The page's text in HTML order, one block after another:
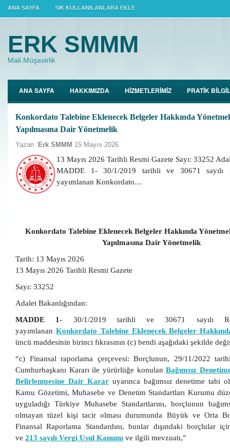
ANA SAYFA SIK KULLANILANLARA EKLE
ERK SMMM
Mali Müşavirlik
ANA SAYFA HAKKIMIZDA HİZMETLERİMİZ PRATİK
Konkordato Talebine Eklenecek Belgeler Hakkında
Yapılmasına Dair Yönetmelik
Yazan : Erk SMMM 15 Mayıs 2026
13 Mayıs 2026 Tarihli Resmi Gazete Sayı: 33252
MADDE 1- 30/1/2019 tarihli ve 30671 sayılı
yayımlanan Konkordato…
Konkordato Talebine Eklenecek Belgeler Hakkında
Yapılmasına Dair Yönetmelik
Tarih: 13 Mayıs 2026
13 Mayıs 2026 Tarihli Resmi Gazete
Sayı: 33252
Adalet Bakanlığından:
MADDE 1- 30/1/2019 tarihli ve 30671 sayılı
yayımlananKonkordato Talebine Eklenecek Belgeler
üncü maddesinin birinci fıkrasının (c) bendi aşağıdaki şekilde
“c) Finansal raporlama çerçevesi: Borçlunun, 29/11/2022
Cumhurbaşkanı Kararı ile yürürlüğe konulanBağımsız
Belirlenmesine Dair Kararuyarınca bağımsız denetime tabi
Kamu Gözetimi, Muhasebe ve Denetim Standartları Kurumu
uyguladığı Türkiye Muhasebe Standartlarını, borçlunun
olmayan tüzel kişi tacir olması durumunda Büyük ve Orta
Finansal Raporlama Standardını, bunlar dışındaki borçlular
ve 213 sayılı Vergi Usul Kanunu ve ilgili mevzuatı,”